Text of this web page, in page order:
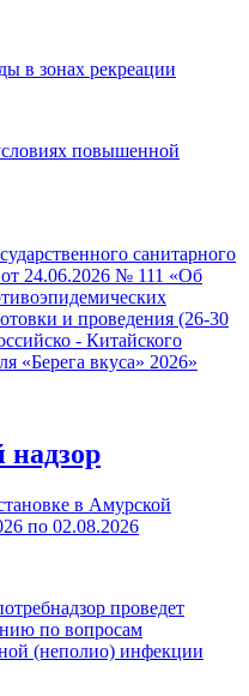
в зонах рекреации
повышенной
санитарного
24.06.2026 № 111 «Об
и проведения (26-30
- Китайского
«Берега вкуса» 2026»
надзор
в Амурской
по 02.08.2026
проведет
по вопросам
(неполио) инфекции